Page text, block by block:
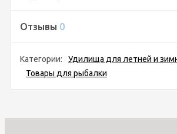
Отзывы 0
Категории:
Удилища для летней и
Товары для рыбалки